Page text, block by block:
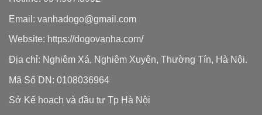
Email: vanhadogo@gmail.com
Website: https://dogovanha.com/
Địa chỉ: Nghiêm Xá, Nghiêm Xuyên, Thường Tín, Hà Nội.
Mã Số DN: 0108036964
Sở Kế hoạch và đầu tư Tp Hà Nội